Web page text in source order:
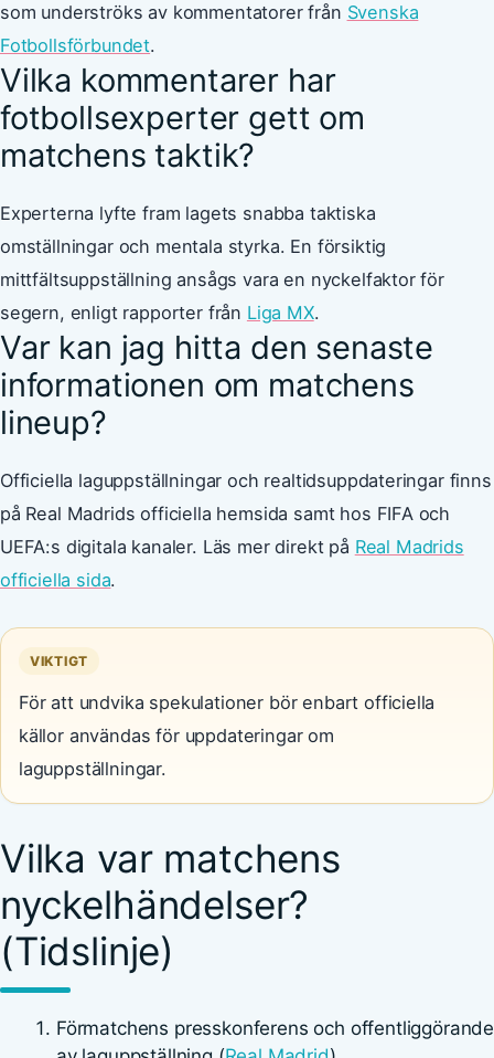
som underströks av kommentatorer från Svenska
Fotbollsförbundet.
Vilka kommentarer har
fotbollsexperter gett om
matchens taktik?
Experterna lyfte fram lagets snabba taktiska
omställningar och mentala styrka. En försiktig
mittfältsuppställning ansågs vara en nyckelfaktor för
segern, enligt rapporter från Liga MX.
Var kan jag hitta den senaste
informationen om matchens
lineup?
Officiella laguppställningar och realtidsuppdateringar finns
på Real Madrids officiella hemsida samt hos FIFA och
UEFA:s digitala kanaler. Läs mer direkt på Real Madrids
officiella sida.
VIKTIGT
För att undvika spekulationer bör enbart officiella
källor användas för uppdateringar om
laguppställningar.
Vilka var matchens
nyckelhändelser?
(Tidslinje)
Förmatchens presskonferens och offentliggörande